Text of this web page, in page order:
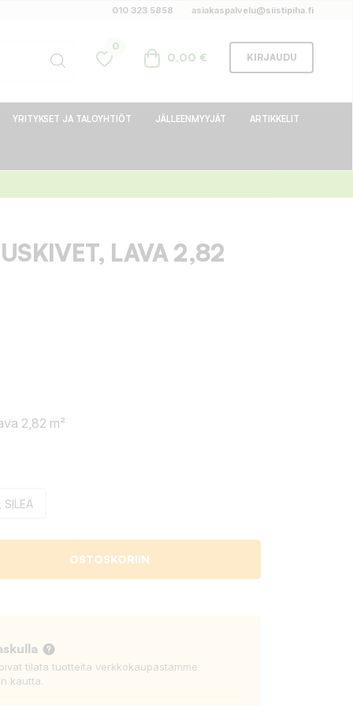
010 323 5858 asiakaspalvelu@siistipiha.fi
0
0,00 € KIRJAUDU
YRITYKSET JA TALOYHTIÖT JÄLLEENMYYJÄT ARTIKKELIT
LAVA 2,82
2,82 m²
SILEÄ
OSTOSKORIIN
tilata tuotteita verkkokaupastamme
kautta.